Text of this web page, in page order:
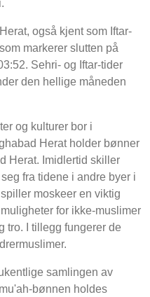
også kjent som Iftar-
markerer slutten på
Sehri- og Iftar-tider
den hellige måneden
og kulturer bor i
Herat holder bønner
Herat. Imidlertid skiller
fra tidene i andre byer i
moskeer en viktig
for ikke-muslimer
tro. I tillegg fungerer de
samlingen av
bønnen holdes